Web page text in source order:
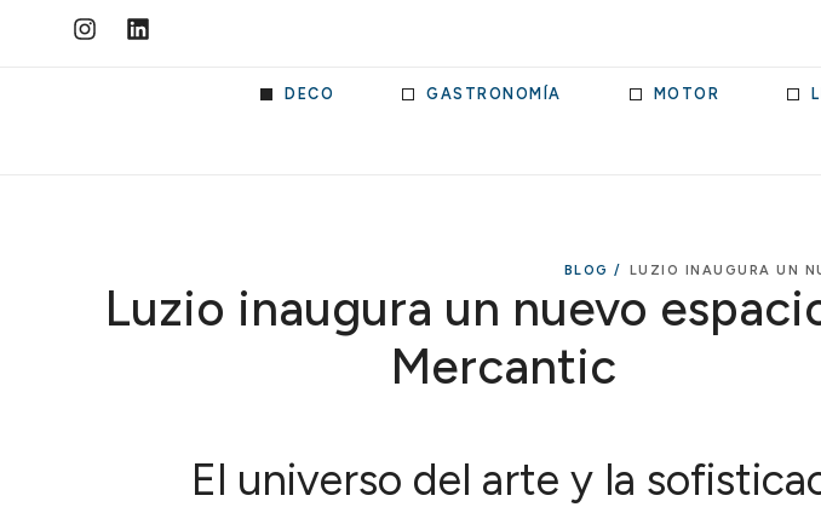
DECO GASTRONOMÍA MOTOR
BLOG / LUZIO INAUGURA UN
Luzio inaugura un nuevo
Mercantic
El universo del arte y la